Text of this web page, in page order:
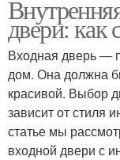
двери: как
Входная дверь —
дом. Она должна
красивой. Выбор
зависит от стиля
статье мы
входной двери с